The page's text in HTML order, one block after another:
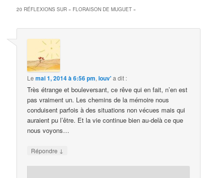
20 RÉFLEXIONS SUR « FLORAISON DE MUGUET »
Lemai 1, 2014 à 6:56 pm,louv'a dit :
Très étrange et bouleversant, ce rêve qui en fait, n’en est
pas vraiment un. Les chemins de la mémoire nous
conduisent parfois à des situations non vécues mais qui
auraient pu l’être. Et la vie continue bien au-delà ce que
nous voyons…
Répondre ↓